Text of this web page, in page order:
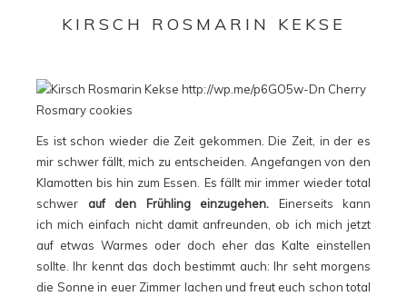
KIRSCH ROSMARIN KEKSE
Es ist schon wieder die Zeit gekommen. Die Zeit, in der es
mir schwer fällt, mich zu entscheiden. Angefangen von den
Klamotten bis hin zum Essen. Es fällt mir immer wieder total
schwer auf den Frühling einzugehen. Einerseits kann
ich mich einfach nicht damit anfreunden, ob ich mich jetzt
auf etwas Warmes oder doch eher das Kalte einstellen
sollte. Ihr kennt das doch bestimmt auch: Ihr seht morgens
die Sonne in euer Zimmer lachen und freut euch schon total